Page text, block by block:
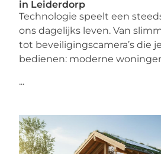
in Leiderdorp
Technologie speelt een
ons dagelijks leven. Van
tot beveiligingscamera’s die
bedienen: moderne
...